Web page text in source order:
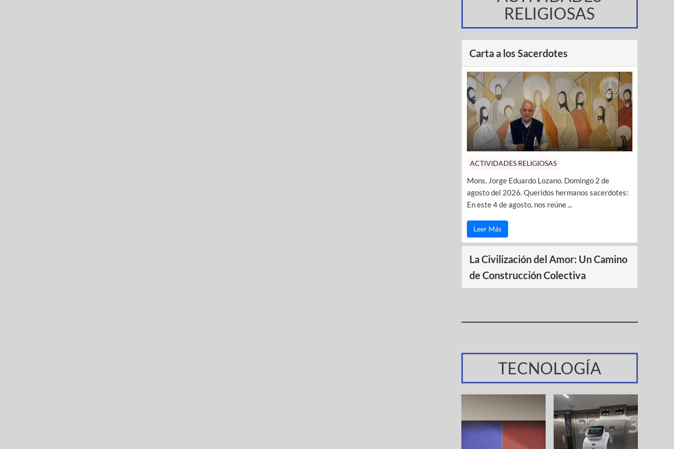
RELIGIOSAS
Carta a los Sacerdotes
ACTIVIDADES RELIGIOSAS
Mons. Jorge Eduardo Lozano. Domingo 2 de
agosto del 2026. Queridos hermanos sacerdotes:
En este 4 de agosto, nos reúne ...
Leer Más
La Civilización del Amor: Un Camino
de Construcción Colectiva
TECNOLOGÍA